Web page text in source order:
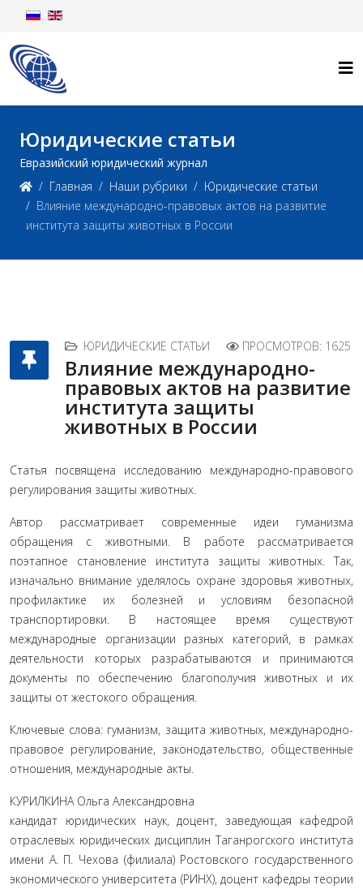
Юридические статьи
Евразийский юридический журнал
Главная
Наши рубрики
Юридические статьи
Влияние международно-правовых актов на развитие
института защиты животных в России
ЮРИДИЧЕСКИЕ СТАТЬИ ПРОСМОТРОВ: 1625
Влияние международно-
правовых актов на развитие
института защиты
животных в России
Статья посвящена исследованию международно-правового
регулирования защиты животных.
Автор рассматривает современные идеи гуманизма
обращения с животными. В работе рассматривается
поэтапное становление института защиты животных. Так,
изначально внимание уделялось охране здоровья животных,
профилактике их болезней и условиям безопасной
транспортировки. В настоящее время существуют
международные организации разных категорий, в рамках
деятельности которых разрабатываются и принимаются
документы по обеспечению благополучия животных и их
защиты от жестокого обращения.
Ключевые слова: гуманизм, защита животных, международно-
правовое регулирование, законодательство, общественные
отношения, международные акты.
КУРИЛКИНА Ольга Александровна
кандидат юридических наук, доцент, заведующая кафедрой
отраслевых юридических дисциплин Таганрогского института
имени А. П. Чехова (филиала) Ростовского государственного
экономического университета (РИНХ), доцент кафедры теории